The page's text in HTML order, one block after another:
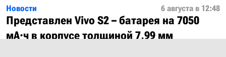
Новости 6 августа в 12:48
Представлен Vivo S2 – батарея на 7050
мА·ч в корпусе толщиной 7,99 мм